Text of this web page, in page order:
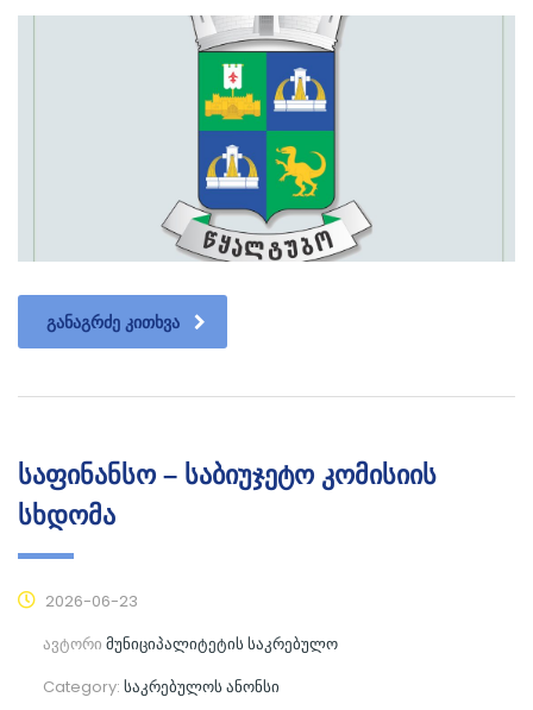
ᲒᲐᲜᲐᲒᲠᲫᲔ ᲙᲘᲗᲮᲕᲐ
საფინანსო – საბიუჯეტო კომისიის
სხდომა
2026-06-23
ავტორი მუნიციპალიტეტის საკრებულო
Category: საკრებულოს ანონსი